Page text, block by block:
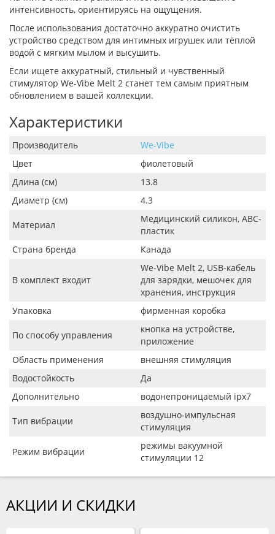
интенсивность, ориентируясь на ощущения.
После использования достаточно аккуратно очистить
устройство средством для интимных игрушек или тёплой
водой с мягким мылом и высушить.
Если ищете аккуратный, стильный и чувственный
стимулятор We-Vibe Melt 2 станет тем самым приятным
обновлением в вашей коллекции.
Характеристики
Производитель
We-Vibe
Цвет
фиолетовый
Длина (см)
13.8
Диаметр (см)
4.3
Материал
Медицинский силикон, ABC-
пластик
Страна бренда
Канада
В комплект входит
We-Vibe Melt 2, USB-кабель
для зарядки, мешочек для
хранения, инструкция
Упаковка
фирменная коробка
По способу управления
кнопка на устройстве,
приложение
Область применения
внешняя стимуляция
Водостойкость
Да
Дополнительно
водонепроницаемый ipx7
Тип вибрации
воздушно-импульсная
стимуляция
Режим вибрации
режимы вакуумной
стимуляции 12
АКЦИИ И СКИДКИ